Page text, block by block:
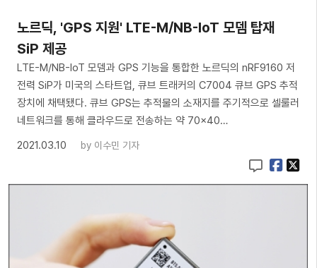
노르딕, 'GPS 지원' LTE-M/NB-IoT 모뎀 탑재
SiP 제공
LTE-M/NB-IoT 모뎀과 GPS 기능을 통합한 노르딕의 nRF9160 저
전력 SiP가 미국의 스타트업, 큐브 트래커의 C7004 큐브 GPS 추적
장치에 채택됐다. 큐브 GPS는 추적물의 소재지를 주기적으로 셀룰러
네트워크를 통해 클라우드로 전송하는 약 70×40…
2021.03.10
by 이수민 기자